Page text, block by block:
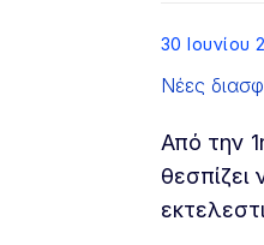
List item
30 Ιουνίου
Νέες
Από την